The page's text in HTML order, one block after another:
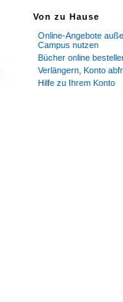
Von zu Hause
Online-Angebote
Campus nutzen
Bücher online
Verlängern, Konto
Hilfe zu Ihrem Konto